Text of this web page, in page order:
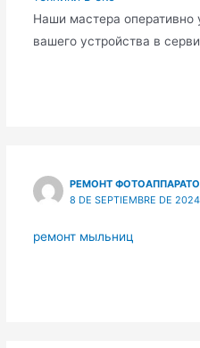
Наши мастера оперативно
вашего устройства в
РЕМОНТ
8 DE SEPTIEMBRE DE
ремонт мыльниц